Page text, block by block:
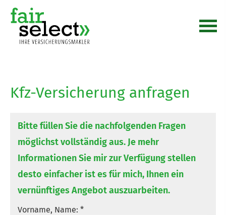
Kfz-Versicherung anfragen
Bitte füllen Sie die nachfolgenden Fragen
möglichst vollständig aus. Je mehr
Informationen Sie mir zur Verfügung stellen
desto einfacher ist es für mich, Ihnen ein
vernünftiges Angebot auszuarbeiten.
Vorname, Name: *